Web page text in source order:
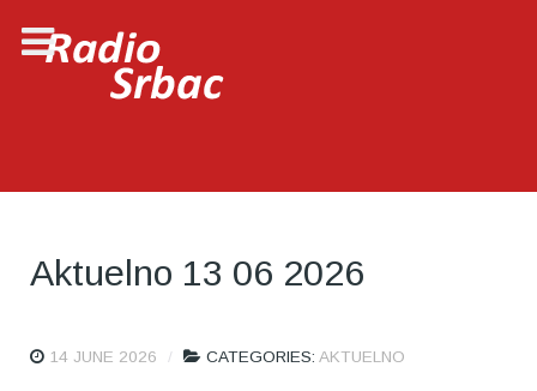
Aktuelno 13 06 2026
14 JUNE 2026 CATEGORIES: AKTUELNO